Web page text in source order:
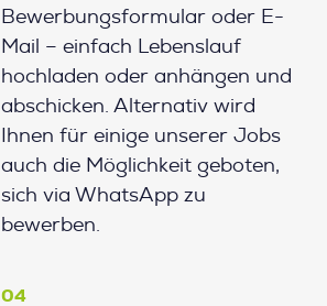
Bewerbungsformular oder E-
Mail – einfach Lebenslauf
hochladen oder anhängen und
abschicken. Alternativ wird
Ihnen für einige unserer Jobs
auch die Möglichkeit geboten,
sich via WhatsApp zu
bewerben.
04